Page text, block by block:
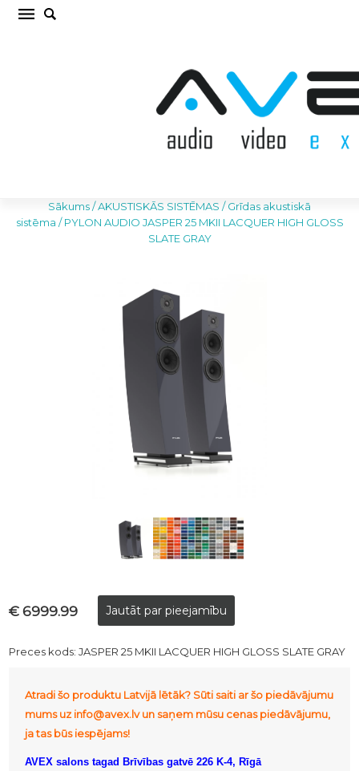
PYLON AUDIO JASPER 25 MKII LACQUER HIGH
Sākums/AKUSTISKĀS SISTĒMAS /Grīdas akustiskā
sistēma /PYLON AUDIO JASPER 25 MKII LACQUER HIGH GLOSS
SLATE GRAY
€ 6999.99
Preces kods:JASPER 25 MKII LACQUER HIGH GLOSS SLATE GRAY
Atradi šo produktu Latvijā lētāk? Sūti saiti ar šo piedāvājumu
mums uz info@avex.lv un saņem mūsu cenas piedāvājumu,
ja tas būs iespējams!
AVEX salons tagad Brīvības gatvē 226 K-4, Rīgā